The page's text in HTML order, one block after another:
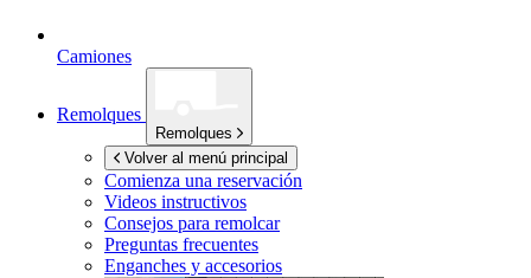
Camiones
Remolques
Remolques
Volver al menú principal
Comienza una reservación
Videos instructivos
Consejos para remolcar
Preguntas frecuentes
Enganches y accesorios